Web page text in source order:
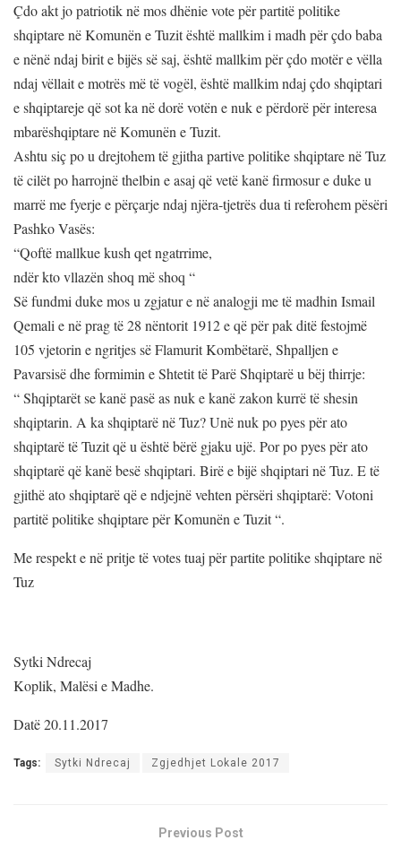
Çdo akt jo patriotik në mos dhënie vote për partitë politike
shqiptare në Komunën e Tuzit është mallkim i madh për çdo baba
e nënë ndaj birit e bijës së saj, është mallkim për çdo motër e vëlla
ndaj vëllait e motrës më të vogël, është mallkim ndaj çdo shqiptari
e shqiptareje që sot ka në dorë votën e nuk e përdorë për interesa
mbarëshqiptare në Komunën e Tuzit.
Ashtu siç po u drejtohem të gjitha partive politike shqiptare në Tuz
të cilët po harrojnë thelbin e asaj që vetë kanë firmosur e duke u
marrë me fyerje e përçarje ndaj njëra-tjetrës dua ti referohem pësëri
Pashko Vasës:
“Qoftë mallkue kush qet ngatrrime,
ndër kto vllazën shoq më shoq “
Së fundmi duke mos u zgjatur e në analogji me të madhin Ismail
Qemali e në prag të 28 nëntorit 1912 e që për pak ditë festojmë
105 vjetorin e ngritjes së Flamurit Kombëtarë, Shpalljen e
Pavarsisë dhe formimin e Shtetit të Parë Shqiptarë u bëj thirrje:
“ Shqiptarët se kanë pasë as nuk e kanë zakon kurrë të shesin
shqiptarin. A ka shqiptarë në Tuz? Unë nuk po pyes për ato
shqiptarë të Tuzit që u është bërë gjaku ujë. Por po pyes për ato
shqiptarë që kanë besë shqiptari. Birë e bijë shqiptari në Tuz. E të
gjithë ato shqiptarë që e ndjejnë vehten përsëri shqiptarë: Votoni
partitë politike shqiptare për Komunën e Tuzit “.
Me respekt e në pritje të votes tuaj për partite politike shqiptare në
Tuz
Sytki Ndrecaj
Koplik, Malësi e Madhe.
Datë 20.11.2017
Tags: Sytki Ndrecaj Zgjedhjet Lokale 2017
Previous Post